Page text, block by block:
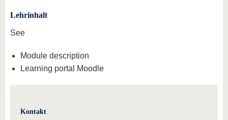
Lehrinhalt
See
Module description
Learning portal Moodle
Kontakt